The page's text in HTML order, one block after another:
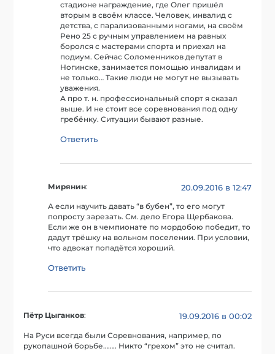
стадионе награждение, где Олег пришёл
вторым в своём классе. Человек, инвалид с
детства, с парализованными ногами, на своём
Рено 25 с ручным управлением на равных
боролся с мастерами спорта и приехал на
подиум. Сейчас Соломенников депутат в
Ногинске, занимается помощью инвалидам и
не только… Такие люди не могут не вызывать
уважения.
А про т. н. профессиональный спорт я сказал
выше. И не стоит все соревнования под одну
гребёнку. Ситуации бывают разные.
Ответить
Мирянин: 20.09.2016 в 12:47
А если научить давать “в бубен”, то его могут
попросту зарезать. См. дело Егора Щербакова.
Если же он в чемпионате по мордобою победит, то
дадут трёшку на вольном поселении. При условии,
что адвокат попадётся хороший.
Ответить
Пётр Цыганков: 19.09.2016 в 00:02
На Руси всегда были Соревнования, например, по
рукопашной борьбе…….. Никто “грехом” это не считал.